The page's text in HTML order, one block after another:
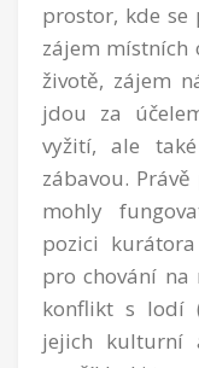
prostor, kde se
zájem místních
životě, zájem
jdou za
vyžití, ale
zábavou.
mohly
pozici
pro chování na
konflikt s lodí
jejich kulturní